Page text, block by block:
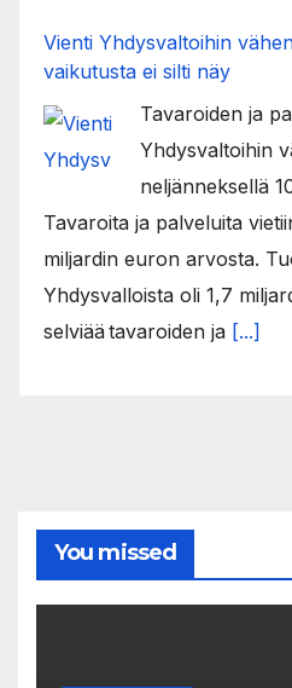
Vienti Yhdysvaltoihin
vaikutusta ei silti näy
Tavaroiden ja
Yhdysvaltoihin
neljänneksellä
Tavaroita ja palveluita
miljardin euron arvosta.
Yhdysvalloista oli 1,7
selviää tavaroiden ja [...]
You missed